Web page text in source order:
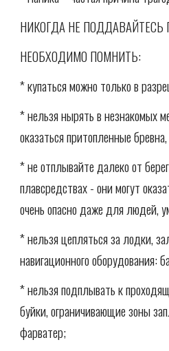
НИКОГДА НЕ ПОДДАВАЙТЕСЬ
НЕОБХОДИМО ПОМНИТЬ:
* купаться можно только в
* нельзя нырять в незнакомых
оказаться притопленные
* не отплывайте далеко от
плавсредствах - они могут
очень опасно даже для людей,
* нельзя цепляться за лодки,
навигационного оборудования:
* нельзя подплывать к
буйки, ограничивающие зоны
фарватер;